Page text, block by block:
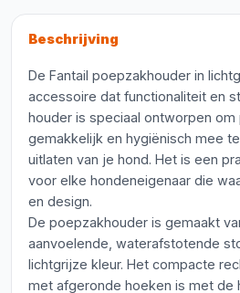
Beschrijving
De Fantail poepzakhouder in
accessoire dat functionaliteit en
houder is speciaal ontworpen
gemakkelijk en hygiënisch mee
uitlaten van je hond. Het is een
voor elke hondeneigenaar die
en design.
De poepzakhouder is gemaakt
aanvoelende, waterafstotende
lichtgrijze kleur. Het compacte
met afgeronde hoeken is met de